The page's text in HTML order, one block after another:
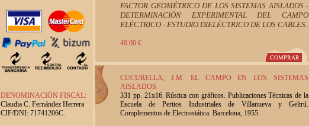
DENOMINACIÓN FISCAL:
Claudia C. Fernández Herrera
CIF/DNI: 71741206C.
FACTOR GEOMÉTRICO DE LOS SISTEMAS AISLADOS -
DETERMINACIÓN EXPERIMENTAL DEL CAMPO
ELÉCTRICO - ESTUDIO DIELÉCTRICO DE LOS CABLES.
40.00 €
CUCURELLA, J.M. EL CAMPO EN LOS SISTEMAS
AISLADOS.
331 pp. 21x16. Rústica con gráficos. Publicaciones Técnicas de la
Escuela de Peritos Industriales de Villanueva y Geltrú.
Complementos de Electrostática. Barcelona, 1955.